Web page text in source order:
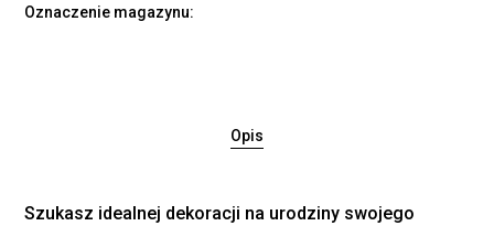
Oznaczenie magazynu:
Opis
Szukasz idealnej dekoracji na urodziny swojego